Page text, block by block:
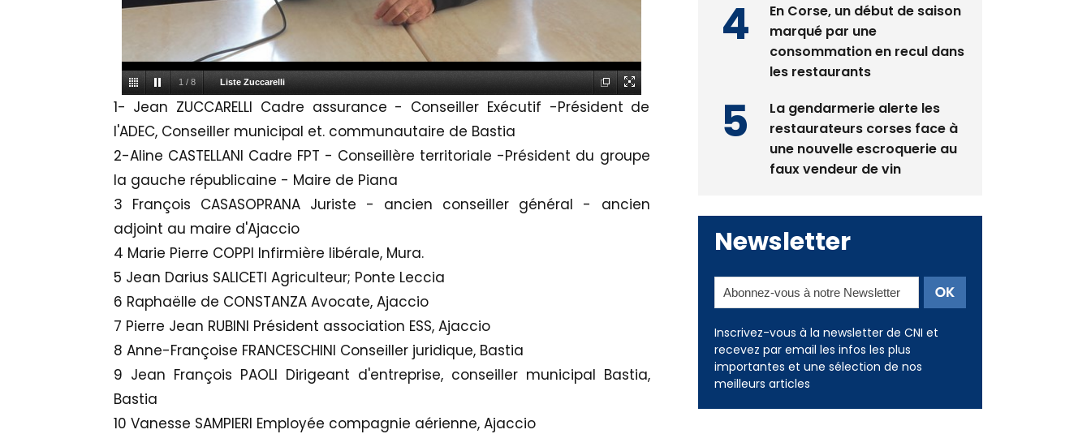
1 / 8 Liste Zuccarelli
1- Jean ZUCCARELLI Cadre assurance - Conseiller Exécutif -Président de
l'ADEC, Conseiller municipal et. communautaire de Bastia
2-Aline CASTELLANI Cadre FPT - Conseillère territoriale -Président du groupe
la gauche républicaine - Maire de Piana
3 François CASASOPRANA Juriste - ancien conseiller général - ancien
adjoint au maire d'Ajaccio
4 Marie Pierre COPPI Infirmière libérale, Mura.
5 Jean Darius SALICETI Agriculteur; Ponte Leccia
6 Raphaëlle de CONSTANZA Avocate, Ajaccio
7 Pierre Jean RUBINI Président association ESS, Ajaccio
8 Anne-Françoise FRANCESCHINI Conseiller juridique, Bastia
9 Jean François PAOLI Dirigeant d'entreprise, conseiller municipal Bastia,
Bastia
10 Vanesse SAMPIERI Employée compagnie aérienne, Ajaccio
En Corse, un début de saison
marqué par une
consommation en recul dans
les restaurants
La gendarmerie alerte les
restaurateurs corses face à
une nouvelle escroquerie au
faux vendeur de vin
Newsletter
Inscrivez-vous à la newsletter de CNI et
recevez par email les infos les plus
importantes et une sélection de nos
meilleurs articles